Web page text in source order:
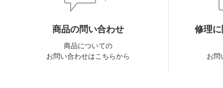
商品の問い合わせ
商品についての
お問い合わせはこちらから
修理
お問